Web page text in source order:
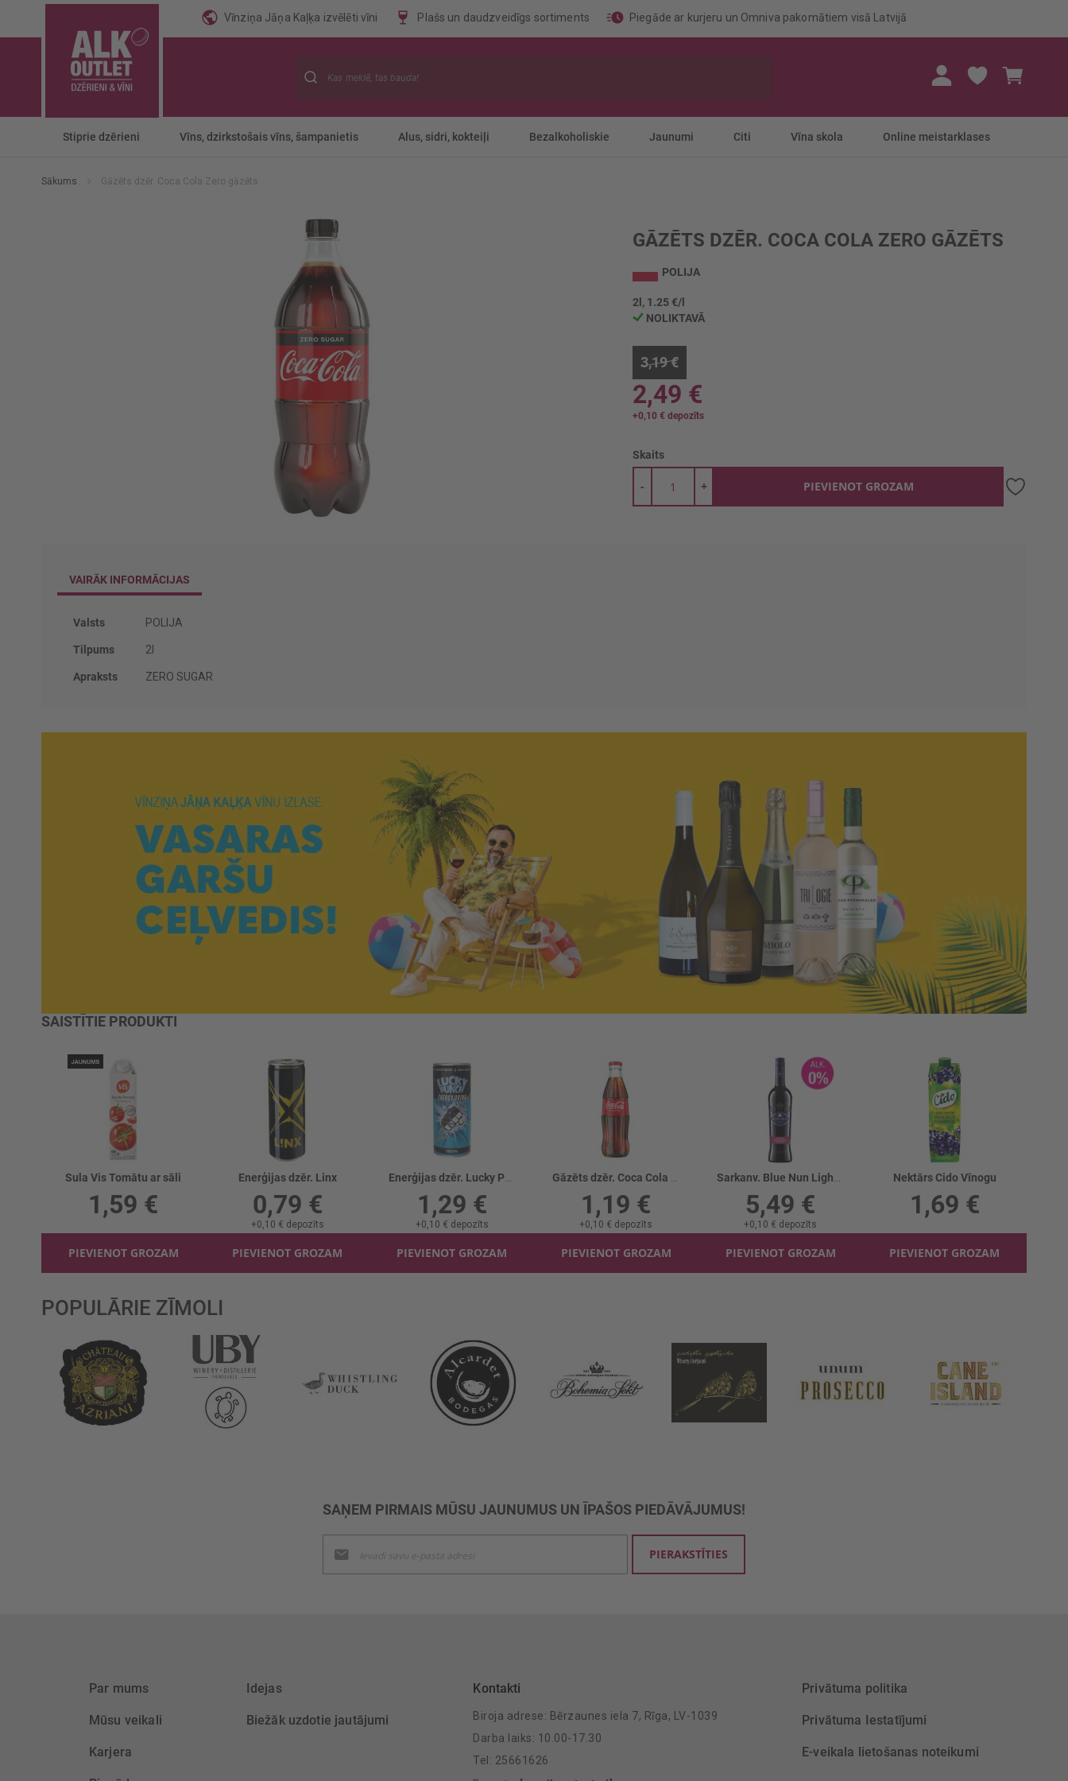
Vīnziņa Jāņa Kaļķa izvēlēti vīni Plašs un daudzveidīgs sortiments Piegāde ar kurjeru un Omniva pakomātiem visā Latvijā
Stiprie dzērieni Vīns, dzirkstošais vīns, šampanietis Alus, sidri, kokteiļi Bezalkoholiskie Jaunumi Citi Vīna skola Online meistarklases
Sākums Gāzēts dzēr. Coca Cola Zero gāzēts
GĀZĒTS DZĒR. COCA COLA ZERO GĀZĒTS
sākumu
POLIJA
2l, 1.25 €/l
NOLIKTAVĀ
3,19 €
2,49 €
+0,10 € depozīts
Skaits
+
- PIEVIENOT GROZAM
VAIRĀK INFORMĀCIJAS
Vairāk
Valsts POLIJA
Tilpums 2l
Apraksts ZERO SUGAR
SAISTĪTIE PRODUKTI
Sula Vis Tomātu ar sāli
1,59 €
PIEVIENOT GROZAM
Enerģijas dzēr. Linx
0,79 €
+0,10 € depozīts
PIEVIENOT GROZAM
Enerģijas dzēr. Lucky Punch
1,29 €
+0,10 € depozīts
PIEVIENOT GROZAM
Gāzēts dzēr. Coca Cola Stikla
1,19 €
+0,10 € depozīts
PIEVIENOT GROZAM
Sarkanv. Blue Nun Light Red B/a 0%
5,49 €
+0,10 € depozīts
PIEVIENOT GROZAM
Nektārs Cido Vīnogu
1,69 €
PIEVIENOT GROZAM
POPULĀRIE ZĪMOLI
SAŅEM PIRMAIS MŪSU JAUNUMUS UN ĪPAŠOS PIEDĀVĀJUMUS!
jaunumu
saņemšanai:
PIERAKSTĪTIES
Par mums
Mūsu veikali
Karjera
Idejas
Biežāk uzdotie jautājumi
Kontakti
Biroja adrese: Bērzaunes iela 7, Rīga, LV-1039
Darba laiks: 10.00-17.30
Tel: 25661626
Privātuma politika
Privātuma Iestatījumi
E-veikala lietošanas noteikumi